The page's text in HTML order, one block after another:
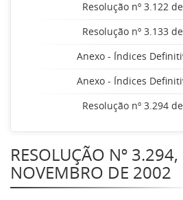
Resolução nº 3.122
Resolução nº 3.133
Anexo - Índices
Anexo - Índices
Resolução nº 3.294
RESOLUÇÃO Nº
NOVEMBRO DE 2002